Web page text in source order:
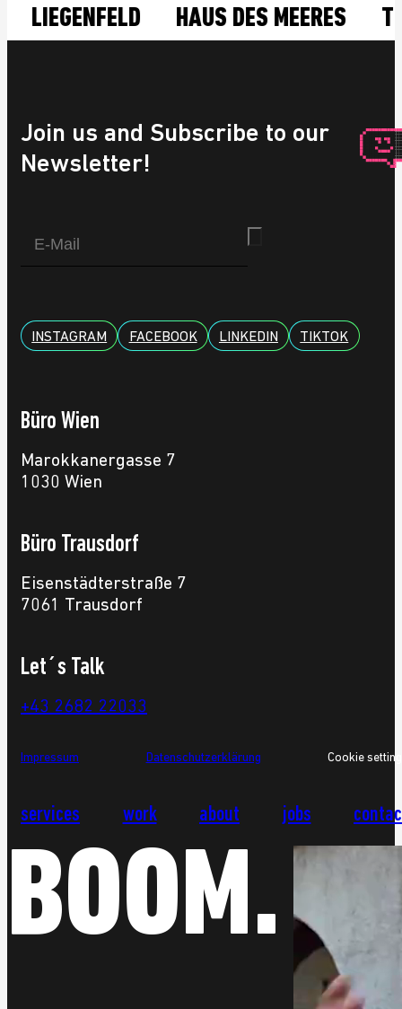
LIEGENFELD HAUS DES MEERES
Join us and Subscribe to our
Newsletter!
INSTAGRAM FACEBOOK LINKEDIN TIKTOK
Büro Wien
Marokkanergasse 7
1030 Wien
Büro Trausdorf
Eisenstädterstraße 7
7061 Trausdorf
Let´s Talk
+43 2682 22033
Impressum Datenschutzerklärung Cookie
services work about jobs
BOOM.